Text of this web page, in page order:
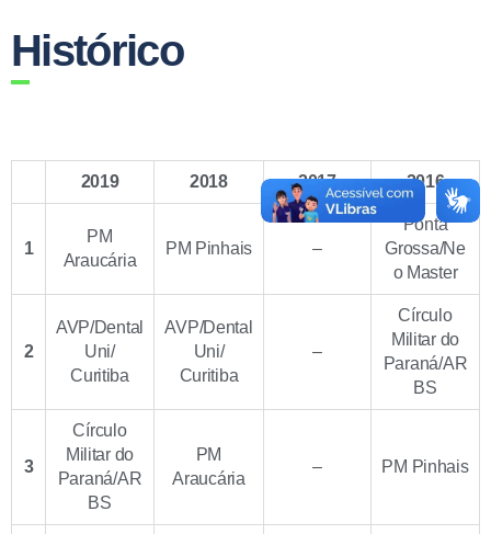
Histórico
2019 2018 2017 2016
1
PM
Araucária
PM Pinhais –
Ponta
Grossa/Ne
o Master
2
AVP/Dental
Uni/
Curitiba
AVP/Dental
Uni/
Curitiba
–
Círculo
Militar do
Paraná/AR
BS
3
Círculo
Militar do
Paraná/AR
BS
PM
Araucária
– PM Pinhais